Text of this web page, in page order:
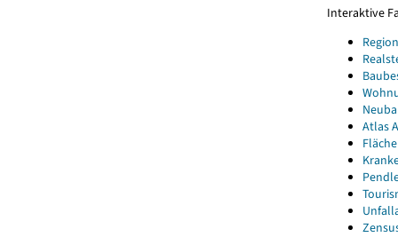
Interaktive
Atlas